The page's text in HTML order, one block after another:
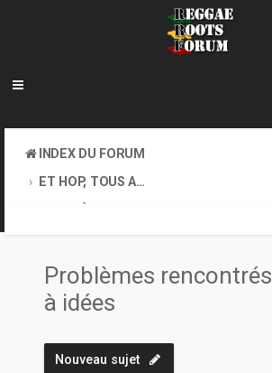
INDEX DU FORUM
ET HOP, TOUS AU COFFEE-SHOP. GOOD VIBES EXIGEES !
Problèmes
à idées
Nouveau sujet